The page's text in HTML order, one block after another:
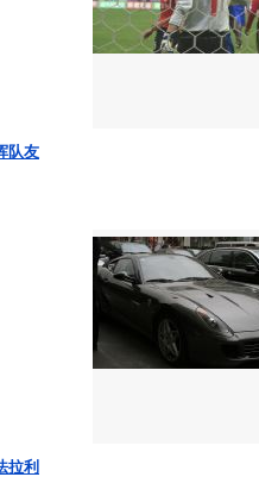
队友
拉利